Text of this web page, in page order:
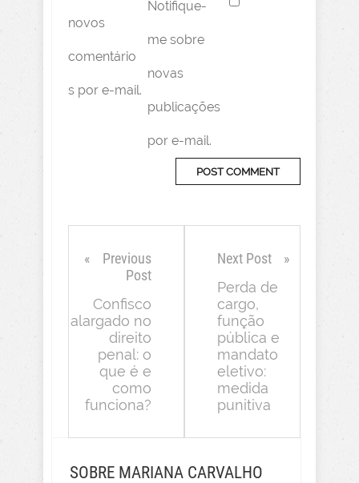
novos
comentário
s por e-mail.
Notifique-
me sobre
novas
publicações
por e-mail.
Previous
Post
Confisco
alargado no
direito
penal: o
que é e
como
funciona?
Next Post
Perda de
cargo,
função
pública e
mandato
eletivo:
medida
punitiva
SOBRE MARIANA CARVALHO